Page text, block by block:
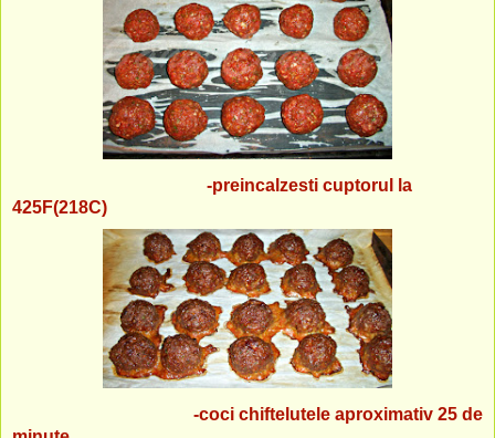
-preincalzesti cuptorul la
425F(218C)
-coci chiftelutele aproximativ 25 de